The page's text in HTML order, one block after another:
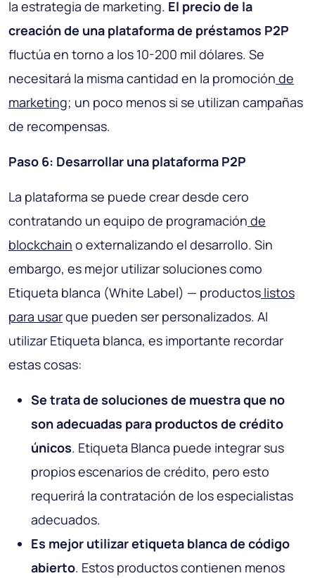
la estrategia de marketing. El precio de la
creación de una plataforma de préstamos P2P
fluctúa en torno a los 10-200 mil dólares. Se
necesitará la misma cantidad en la promoción de
marketing; un poco menos si se utilizan campañas
de recompensas.
Paso 6: Desarrollar una plataforma P2P
La plataforma se puede crear desde cero
contratando un equipo de programación de
blockchain o externalizando el desarrollo. Sin
embargo, es mejor utilizar soluciones como
Etiqueta blanca (White Label) — productos listos
para usarque pueden ser personalizados. Al
utilizar Etiqueta blanca, es importante recordar
estas cosas:
Se trata de soluciones de muestra que no
son adecuadas para productos de crédito
únicos. Etiqueta Blanca puede integrar sus
propios escenarios de crédito, pero esto
requerirá la contratación de los especialistas
adecuados.
Es mejor utilizar etiqueta blanca de código
abierto. Estos productos contienen menos